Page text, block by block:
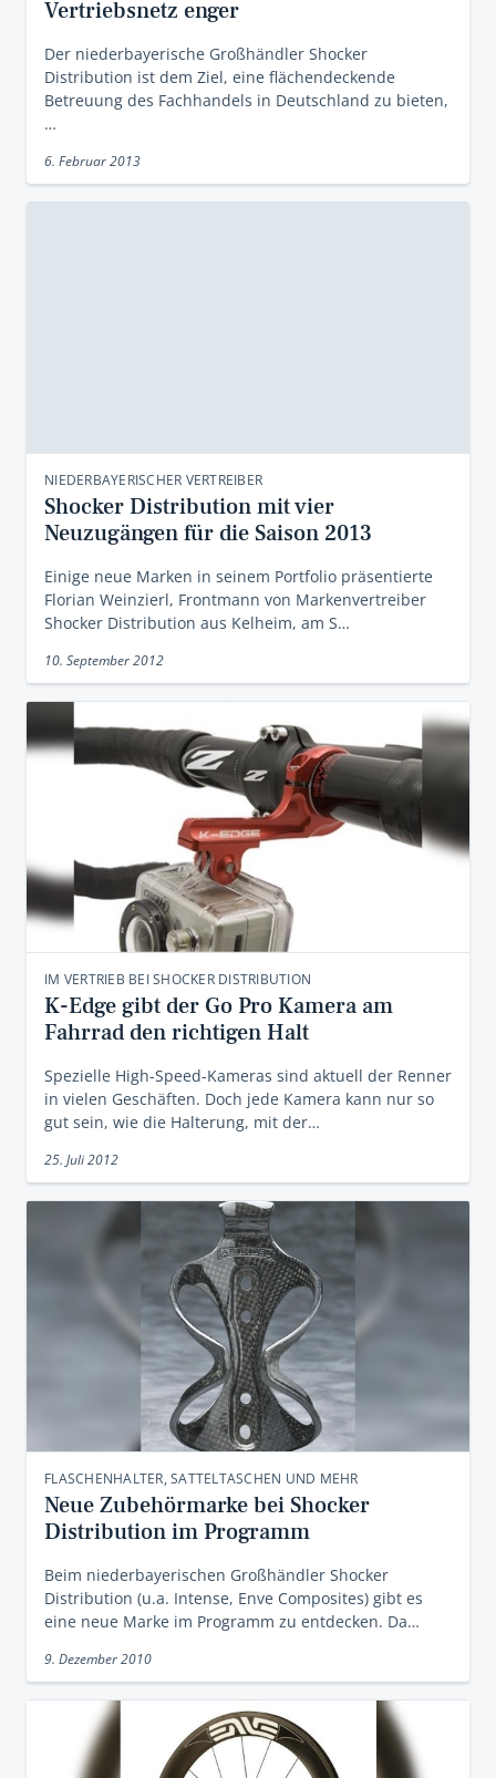
Vertriebsnetz enger
Der niederbayerische Großhändler Shocker
Distribution ist dem Ziel, eine flächendeckende
Betreuung des Fachhandels in Deutschland zu bieten,
…
6. Februar 2013
NIEDERBAYERISCHER VERTREIBER
Shocker Distribution mit vier
Neuzugängen für die Saison 2013
Einige neue Marken in seinem Portfolio präsentierte
Florian Weinzierl, Frontmann von Markenvertreiber
Shocker Distribution aus Kelheim, am S…
10. September 2012
IM VERTRIEB BEI SHOCKER DISTRIBUTION
K-Edge gibt der Go Pro Kamera am
Fahrrad den richtigen Halt
Spezielle High-Speed-Kameras sind aktuell der Renner
in vielen Geschäften. Doch jede Kamera kann nur so
gut sein, wie die Halterung, mit der…
25. Juli 2012
FLASCHENHALTER, SATTELTASCHEN UND MEHR
Neue Zubehörmarke bei Shocker
Distribution im Programm
Beim niederbayerischen Großhändler Shocker
Distribution (u.a. Intense, Enve Composites) gibt es
eine neue Marke im Programm zu entdecken. Da…
9. Dezember 2010